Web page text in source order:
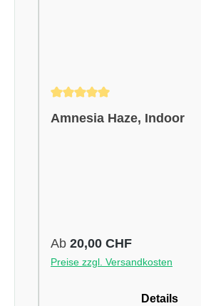
Amnesia Haze, Indoor
Regulärer Preis:
Ab 20,00 CHF
Preise zzgl. Versandkosten
Details